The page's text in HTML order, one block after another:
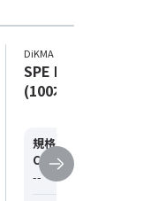
DiKMA
SPE ProElut
(100本/箱)
規格・用途
CAS RN
--